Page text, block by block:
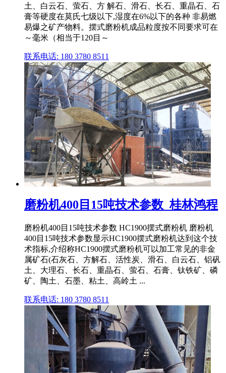
土、白云石、萤石、方 解石、滑石、长石、重晶石、石
膏等硬度在莫氏七级以下,湿度在6%以下的各种 非易燃
易爆之矿产物料。摆式磨粉机成品粒度按不同要求可在
～毫米（相当于120目～
联系电话: 180 3780 8511
磨粉机400目15吨技术参数_桂林鸿程
磨粉机400目15吨技术参数 HC1900摆式磨粉机 磨粉机
400目15吨技术参数显示HC1900摆式磨粉机达到这个技
术指标,介绍称HC1900摆式磨粉机可以加工常见的非金
属矿石(石灰石、方解石、活性炭、滑石、白云石、铝矾
土、大理石、长石、重晶石、萤石、石膏、钛铁矿、磷
矿、陶土、石墨、粘土、高岭土 ...
联系电话: 180 3780 8511